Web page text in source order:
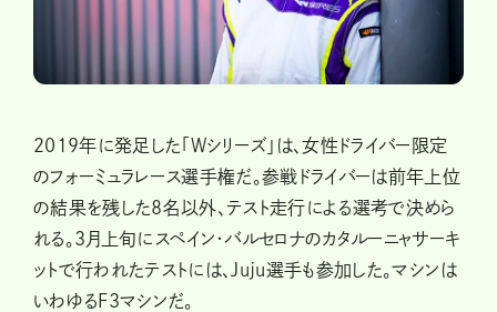
2019年に発足した「Wシリーズ」は、女性ドライバー限定
のフォーミュラレース選手権だ。参戦ドライバーは前年上位
の結果を残した8名以外、テスト走行による選考で決めら
れる。3月上旬にスペイン・バルセロナのカタルーニャサーキ
ットで行われたテストには、Juju選手も参加した。マシンは
いわゆるF3マシンだ。